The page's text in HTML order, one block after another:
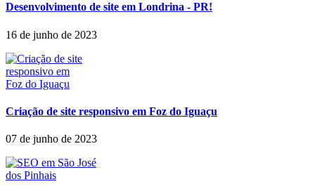
Desenvolvimento de site em Londrina - PR!
16 de junho de 2023
Criação de site responsivo em Foz do Iguaçu
07 de junho de 2023